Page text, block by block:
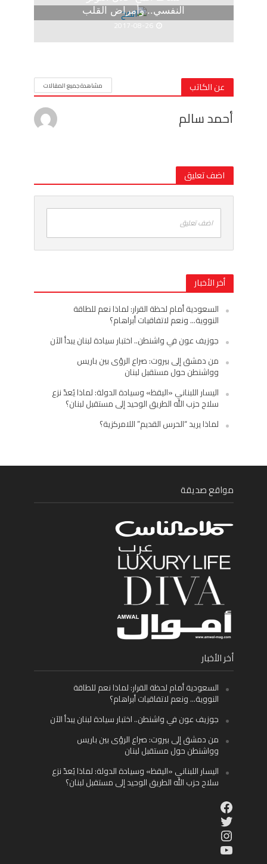
النفسي.. وأمراض القلب
2017-08-26
عن الكاتب مشاهدة جميع المقالات
أحمد سالم
اضف تعليق
اضف تعليق
أخر الأخبار
السعودية أمام لحظة القرار: لماذا نعم للطاقة
النووية… ونعم لاتفاقيات أبراهام؟
جوزيف عون في واشنطن.. اختبار سيادة لبنان يبدأ الآن
من دمشق إلى بيروت: صراع الرؤى بين باريس
وواشنطن حول مستقبل لبنان
اليسار اللبناني «اليقظ» وسيادة الدولة: لماذا يُعدّ نزع
سلاح حزب الله الطريق الوحيد إلى مستقبل لبنان؟
لماذا يريد “الحرس القديم” اللامركزية؟
مواقع صديقة
أخر الأخبار
السعودية أمام لحظة القرار: لماذا نعم للطاقة
النووية… ونعم لاتفاقيات أبراهام؟
جوزيف عون في واشنطن.. اختبار سيادة لبنان يبدأ الآن
من دمشق إلى بيروت: صراع الرؤى بين باريس
وواشنطن حول مستقبل لبنان
اليسار اللبناني «اليقظ» وسيادة الدولة: لماذا يُعدّ نزع
سلاح حزب الله الطريق الوحيد إلى مستقبل لبنان؟
Facebook
Twitter
Instagram
YouTube